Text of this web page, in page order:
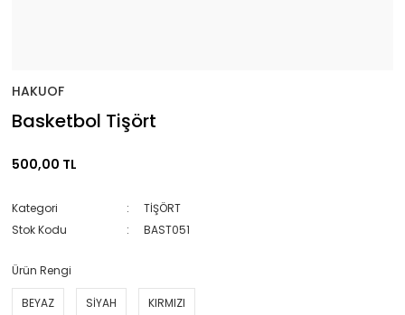
HAKUOF
Basketbol Tişört
500,00 TL
Kategori
TİŞÖRT
Stok Kodu
BAST051
Ürün Rengi
BEYAZ SİYAH KIRMIZI